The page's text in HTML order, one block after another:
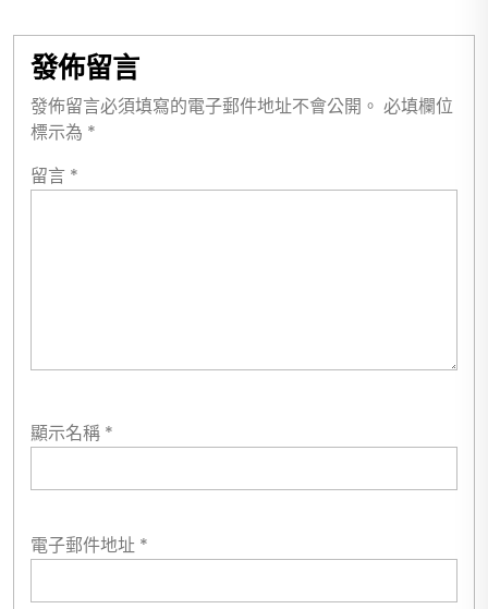
發佈留言
發佈留言必須填寫的電子郵件地址不會公開。 必填欄位
標示為 *
留言 *
顯示名稱 *
電子郵件地址 *